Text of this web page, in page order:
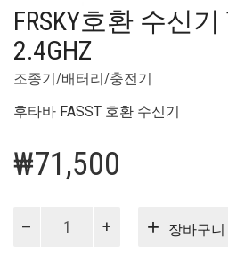
FRSKY호환 수신기
2.4GHZ
조종기/배터리/충전기
후타바 FASST 호환 수신기
₩71,500
장바구니